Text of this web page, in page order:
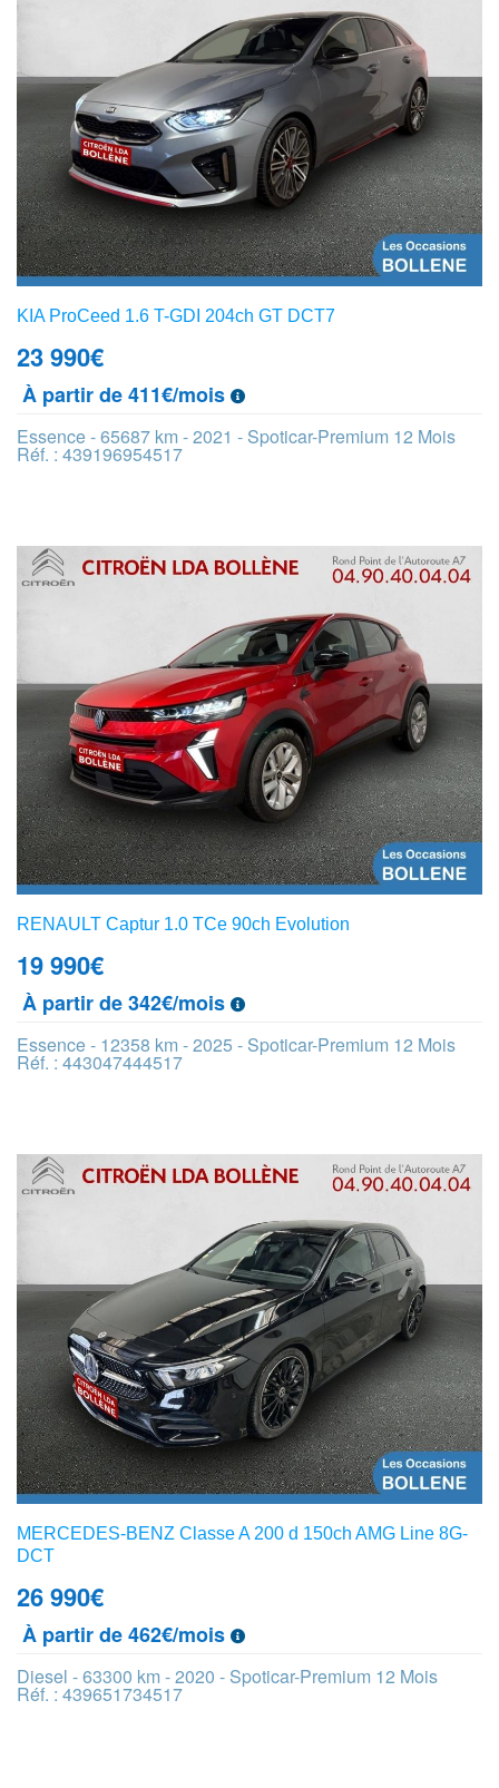
KIA ProCeed 1.6 T-GDI 204ch GT DCT7
23 990€
À partir de 411€/mois
Essence - 65687 km - 2021 - Spoticar-Premium 12 Mois
Réf. : 439196954517
RENAULT Captur 1.0 TCe 90ch Evolution
19 990€
À partir de 342€/mois
Essence - 12358 km - 2025 - Spoticar-Premium 12 Mois
Réf. : 443047444517
MERCEDES-BENZ Classe A 200 d 150ch AMG Line 8G-
DCT
26 990€
À partir de 462€/mois
Diesel - 63300 km - 2020 - Spoticar-Premium 12 Mois
Réf. : 439651734517